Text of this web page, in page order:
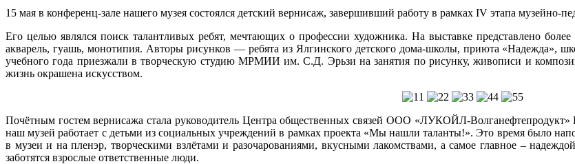
15 мая в конференц-зале нашего музея состоялся детский вернисаж, завершивший работу в рамках IV этапа музейно-
Его целью являлся поиск талантливых ребят, мечтающих о профессии художника. На выставке представлено
акварель, гуашь, монотипия. Авторы рисунков — ребята из Ялгинского детского дома-школы, приюта «Надежда»,
учебного года приезжали в творческую студию МРМИИ им. С.Д. Эрьзи на занятия по рисунку, живописи и
жизнь окрашена искусством.
Почётным гостем вернисажа стала руководитель Центра общественных связей ООО «ЛУКОЙЛ-
наш музей работает с детьми из социальных учреждений в рамках проекта «Мы нашли таланты!». Это время было
в музеи и на пленэр, творческими взлётами и разочарованиями, вкусными лакомствами, а самое главное –
заботятся взрослые ответственные люди.